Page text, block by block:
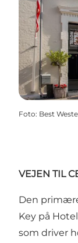
Foto: Best
VEJEN TIL
Den
Key på
som driver